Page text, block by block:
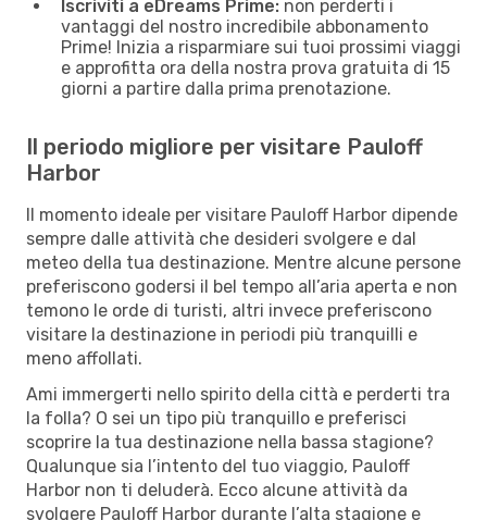
Iscriviti a eDreams Prime: non perderti i
vantaggi del nostro incredibile abbonamento
Prime! Inizia a risparmiare sui tuoi prossimi viaggi
e approfitta ora della nostra prova gratuita di 15
giorni a partire dalla prima prenotazione.
Il periodo migliore per visitare Pauloff
Harbor
Il momento ideale per visitare Pauloff Harbor dipende
sempre dalle attività che desideri svolgere e dal
meteo della tua destinazione. Mentre alcune persone
preferiscono godersi il bel tempo all’aria aperta e non
temono le orde di turisti, altri invece preferiscono
visitare la destinazione in periodi più tranquilli e
meno affollati.
Ami immergerti nello spirito della città e perderti tra
la folla? O sei un tipo più tranquillo e preferisci
scoprire la tua destinazione nella bassa stagione?
Qualunque sia l’intento del tuo viaggio, Pauloff
Harbor non ti deluderà. Ecco alcune attività da
svolgere Pauloff Harbor durante l’alta stagione e